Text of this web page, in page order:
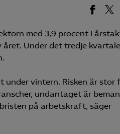
med 3,9 procent i
Under det tredje
vintern. Risken är stor
undantaget är
på arbetskraft, säger